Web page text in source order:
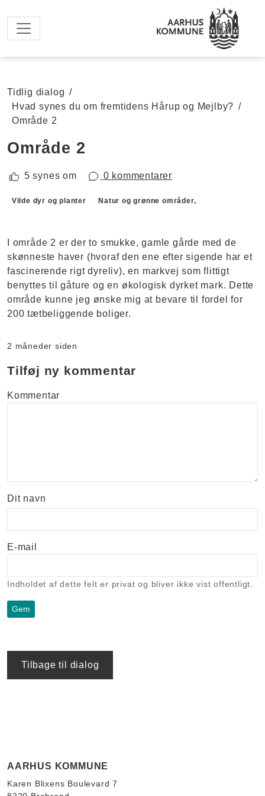
Tidlig dialog /
Hvad synes du om fremtidens Hårup og Mejlby? /
Område 2
Område 2
5 synes om 0 kommentarer
Forslagskategorier
Vilde dyr og planter Natur og grønne områder,
I område 2 er der to smukke, gamle gårde med de
skønneste haver (hvoraf den ene efter sigende har et
fascinerende rigt dyreliv), en markvej som flittigt
benyttes til gåture og en økologisk dyrket mark. Dette
område kunne jeg ønske mig at bevare til fordel for
200 tætbeliggende boliger.
2 måneder siden
Tilføj ny kommentar
Kommentar
Dit navn
E-mail
Indholdet af dette felt er privat og bliver ikke vist offentligt.
Tilbage til dialog
AARHUS KOMMUNE
Karen Blixens Boulevard 7